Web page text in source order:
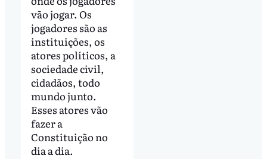
vão jogar. Os
jogadores são as
instituições, os
atores políticos, a
sociedade civil,
cidadãos, todo
mundo junto.
Esses atores vão
fazer a
Constituição no
dia a dia.